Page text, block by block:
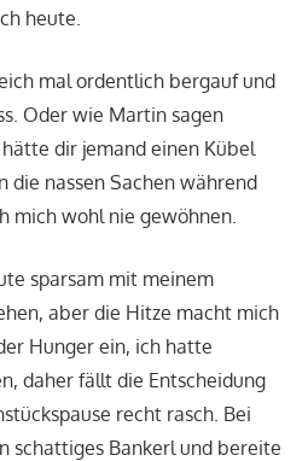
heute.
mal ordentlich bergauf und
Oder wie Martin sagen
dir jemand einen Kübel
die nassen Sachen während
mich wohl nie gewöhnen.
sparsam mit meinem
aber die Hitze macht mich
Hunger ein, ich hatte
daher fällt die Entscheidung
recht rasch. Bei
schattiges Bankerl und bereite